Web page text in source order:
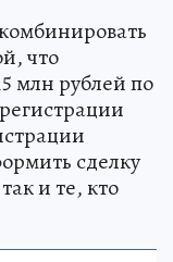
что
млн рублей по
сделку
и те, кто